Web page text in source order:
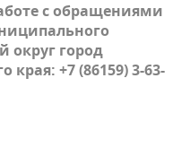
с обращениями
округ город
+7 (86159) 3-63-